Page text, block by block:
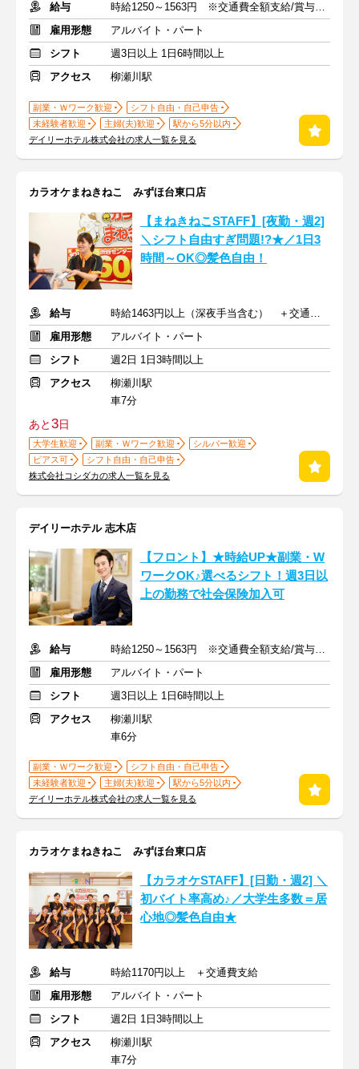
給与
時給1250～1563円 ※交通費全額支給/賞与年2回
雇用形態
アルバイト・パート
シフト
週3日以上 1日6時間以上
アクセス
柳瀬川駅
副業・Ｗワーク歓迎
シフト自由・自己申告
未経験者歓迎
主婦(夫)歓迎
駅から5分以内
デイリーホテル株式会社の求人一覧を見る
カラオケまねきねこ みずほ台東口店
【まねきねこSTAFF】[夜勤・週2]
＼シフト自由すぎ問題!?★／1日3
時間～OK◎髪色自由！
給与
時給1463円以上（深夜手当含む） ＋交通費支給
雇用形態
アルバイト・パート
シフト
週2日 1日3時間以上
アクセス
柳瀬川駅
車7分
あと3日
大学生歓迎 副業・Ｗワーク歓迎
シルバー歓迎
ピアス可
シフト自由・自己申告
株式会社コシダカの求人一覧を見る
デイリーホテル 志木店
【フロント】★時給UP★副業・W
ワークOK♪選べるシフト！週3日以
上の勤務で社会保険加入可
給与
時給1250～1563円 ※交通費全額支給/賞与年2回
雇用形態
アルバイト・パート
シフト
週3日以上 1日6時間以上
アクセス
柳瀬川駅
車6分
副業・Ｗワーク歓迎
シフト自由・自己申告
未経験者歓迎
主婦(夫)歓迎
駅から5分以内
デイリーホテル株式会社の求人一覧を見る
カラオケまねきねこ みずほ台東口店
【カラオケSTAFF】[日勤・週2] ＼
初バイト率高め♪／大学生多数＝居
心地◎髪色自由★
給与
時給1170円以上 ＋交通費支給
雇用形態
アルバイト・パート
シフト
週2日 1日3時間以上
アクセス
柳瀬川駅
車7分